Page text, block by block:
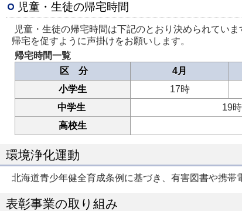
児童・生徒の帰宅時間
児童・生徒の帰宅時間は下記のとおり決められてい
帰宅を促すように声掛けをお願いします。
帰宅時間一覧
区 分
4月
小学生
17時
中学生
19時
高校生
環境浄化運動
北海道青少年健全育成条例に基づき、有害図書や携
表彰事業の取り組み